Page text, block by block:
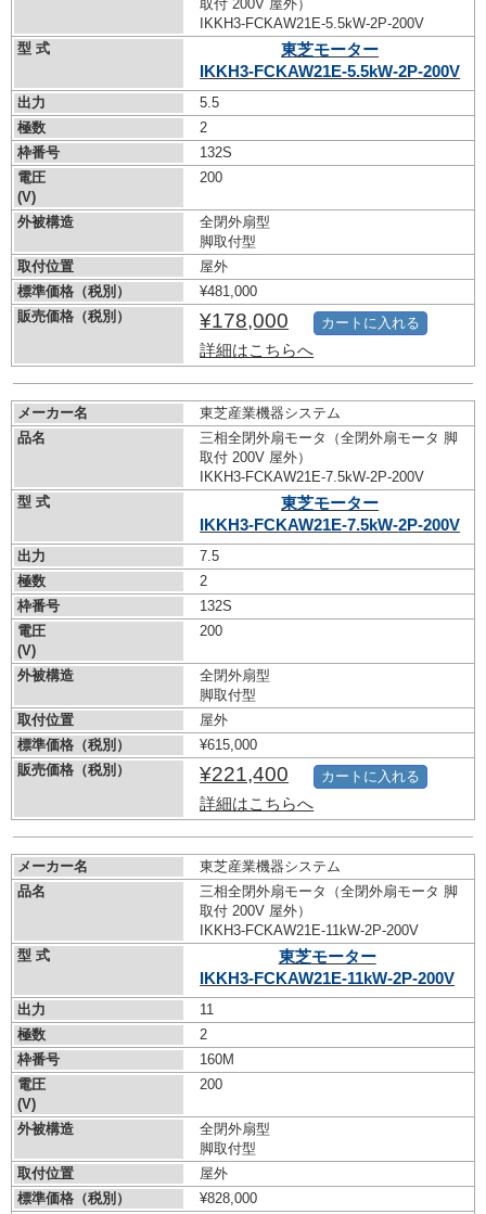
取付 200V 屋外）
IKKH3-FCKAW21E-5.5kW-2P-200V
型 式
東芝モーター
IKKH3-FCKAW21E-5.5kW-2P-200V
出力
5.5
極数
2
枠番号
132S
電圧
(V)
200
外被構造
全閉外扇型
脚取付型
取付位置
屋外
標準価格（税別）
¥481,000
販売価格（税別）
¥178,000
詳細はこちらへ
カートに入れる
メーカー名
東芝産業機器システム
品名
三相全閉外扇モータ（全閉外扇モータ 脚
取付 200V 屋外）
IKKH3-FCKAW21E-7.5kW-2P-200V
型 式
東芝モーター
IKKH3-FCKAW21E-7.5kW-2P-200V
出力
7.5
極数
2
枠番号
132S
電圧
(V)
200
外被構造
全閉外扇型
脚取付型
取付位置
屋外
標準価格（税別）
¥615,000
販売価格（税別）
¥221,400
詳細はこちらへ
カートに入れる
メーカー名
東芝産業機器システム
品名
三相全閉外扇モータ（全閉外扇モータ 脚
取付 200V 屋外）
IKKH3-FCKAW21E-11kW-2P-200V
型 式
東芝モーター
IKKH3-FCKAW21E-11kW-2P-200V
出力
11
極数
2
枠番号
160M
電圧
(V)
200
外被構造
全閉外扇型
脚取付型
取付位置
屋外
標準価格（税別）
¥828,000